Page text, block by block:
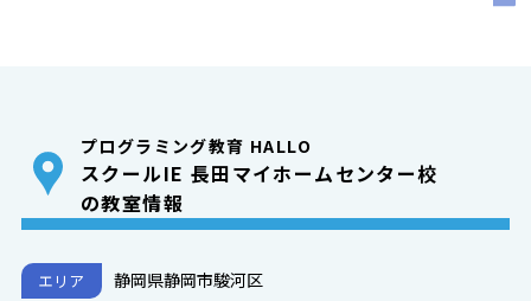
プログラミング教育 HALLO
スクールIE 長田マイホームセンター校
の教室情報
エリア 静岡県静岡市駿河区